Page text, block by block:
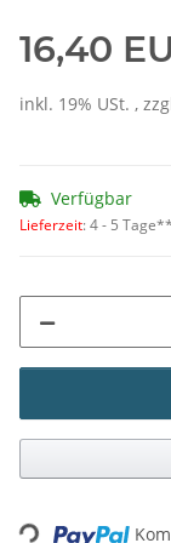
16,40
inkl. 19% USt. ,
Verfügbar
Lieferzeit:4 - 5 Tage**
Loading...